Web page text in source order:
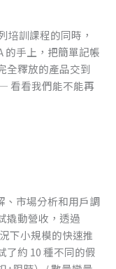
培訓課程的同時，
的手上，把簡單記帳
全釋放的產品交到
看看我們能不能再
、市場分析和用戶調
撬動營收，透過
下小規模的快速推
了約 10 種不同的假